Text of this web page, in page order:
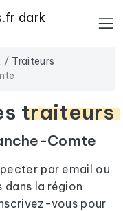
Traiteurs
traiteurs
Comte
par email ou
la région
vous pour